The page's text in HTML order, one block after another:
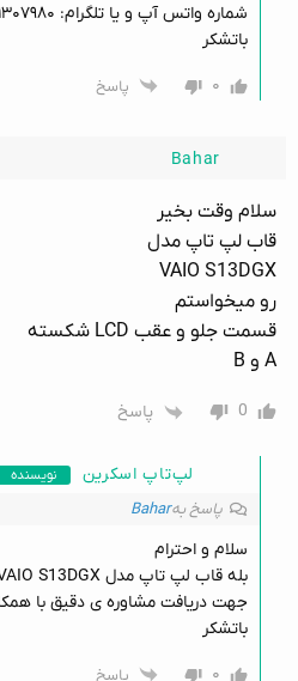
شماره واتس آپ و یا تلگرام: ۰۹۰۱۱۳۰۷۹۸۰
باتشکر
۰
پاسخ
Bahar
سلام وقت بخیر
قاب لپ تاپ مدل
VAIO S13DGX
رو میخواستم
قسمت جلو و عقب LCD شکسته
A و B
0 پاسخ
لپ‌تاپ اسکرین نویسنده
پاسخ بهBahar
سلام و احترام
بله قاب لپ تاپ مدل VAIO S13DGX بصورت استوک موجود داریم
جهت دریافت مشاوره ی دقیق با
باتشکر
۰
پاسخ